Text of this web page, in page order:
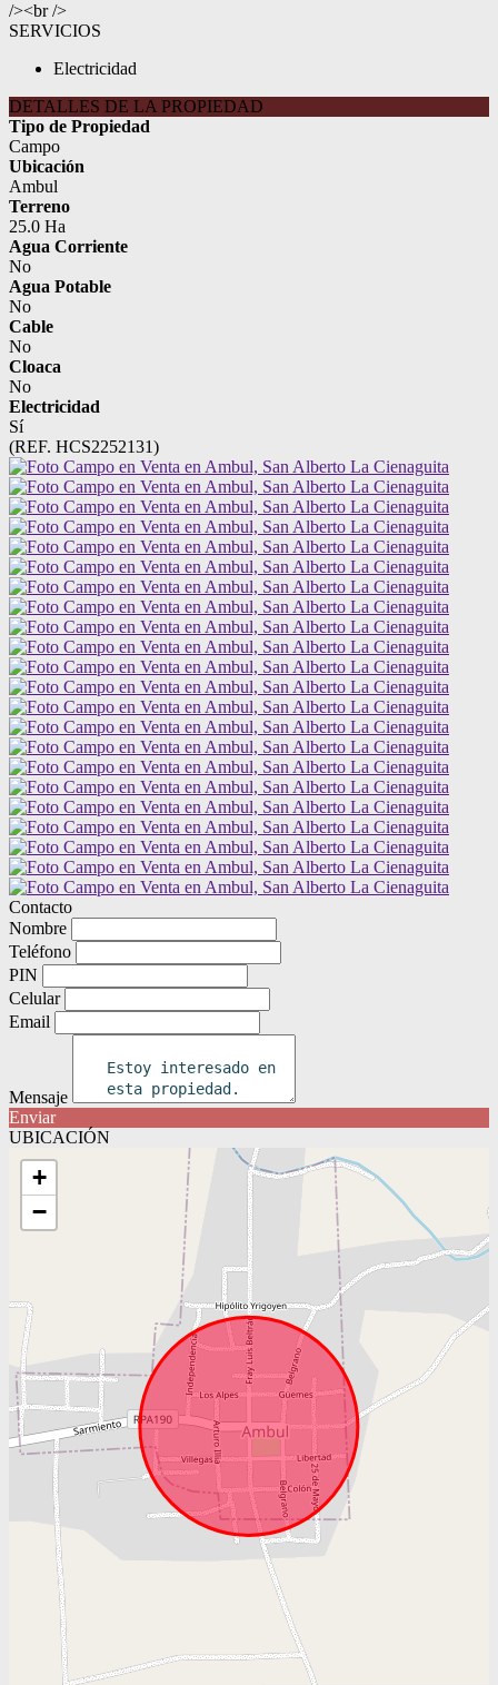
/><br />
SERVICIOS
Electricidad
DETALLES DE LA PROPIEDAD
Tipo de Propiedad
Campo
Ubicación
Ambul
Terreno
25.0 Ha
Agua Corriente
No
Agua Potable
No
Cable
No
Cloaca
No
Electricidad
Sí
(REF. HCS2252131)
Contacto
Nombre
Teléfono
PIN
Celular
Email
Mensaje
Enviar
UBICACIÓN
+
−